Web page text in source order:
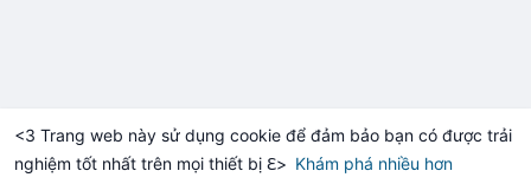
<3 Trang web này sử dụng cookie để đảm bảo bạn có được trải
nghiệm tốt nhất trên mọi thiết bị ℇ> Khám phá nhiều hơn
$1,915.52 +1.09% Solana SOL $73.43 -1.16%